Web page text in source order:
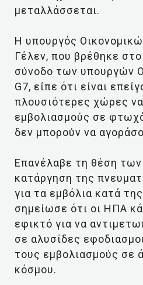
μεταλλάσσεται.
Η υπουργός
Γέλεν, που βρέθηκε στο
σύνοδο των υπουργών
G7, είπε ότι είναι
πλουσιότερες χώρες
εμβολιασμούς σε
δεν μπορούν να
Επανέλαβε τη θέση
κατάργηση της
για τα εμβόλια κατά
σημείωσε ότι οι ΗΠΑ
εφικτό για να
σε αλυσίδες
τους εμβολιασμούς σε
κόσμου.